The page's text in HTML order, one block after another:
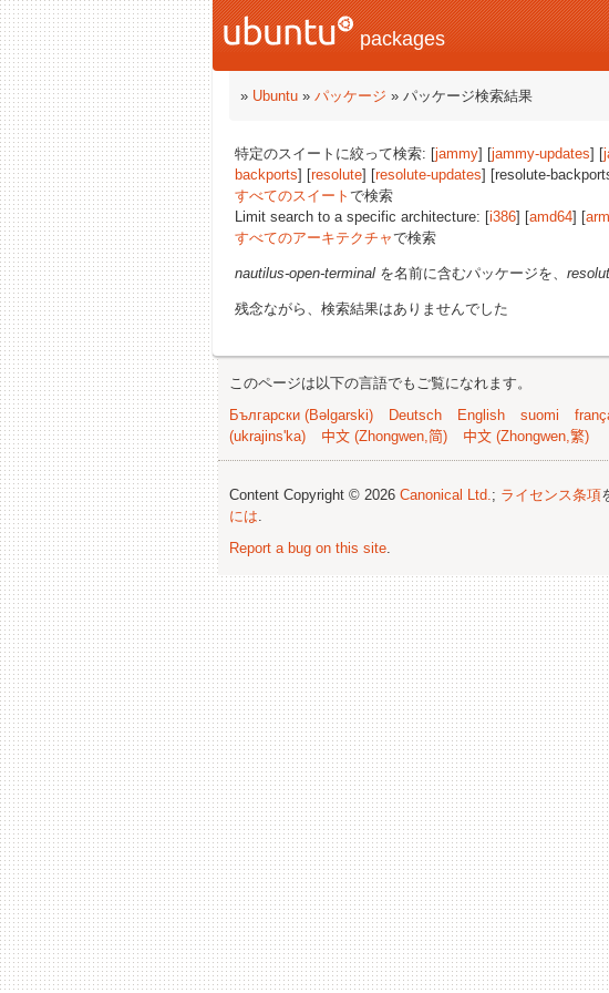
packages
» Ubuntu » パッケージ » パッケージ検索結果
特定のスイートに絞って検索: [jammy] [jammy-updates] [
backports] [resolute] [resolute-updates] [resolute-
すべてのスイート で検索
Limit search to a specific architecture: [i386] [amd64] [
すべてのアーキテクチャで検索
nautilus-open-terminal を名前に含むパッケージを、
残念ながら、検索結果はありませんでした
このページは以下の言語でもご覧になれます。
Български (Bəlgarski)
Deutsch English suomi
(ukrajins'ka)
中文 (Zhongwen,简) 中文 (Zhongwen,繁)
Content Copyright © 2026 Canonical Ltd.; ライセンス条項
には.
Report a bug on this site.